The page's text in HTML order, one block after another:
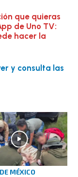
que quieras
de Uno TV:
hacer la
y consulta las
MÉXICO